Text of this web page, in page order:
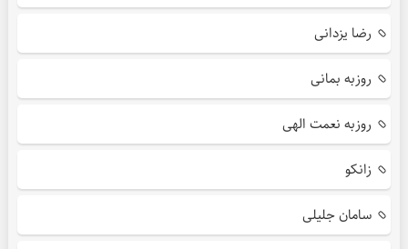
رضا یزدانی
روزبه بمانی
روزبه نعمت الهی
زانکو
سامان جلیلی